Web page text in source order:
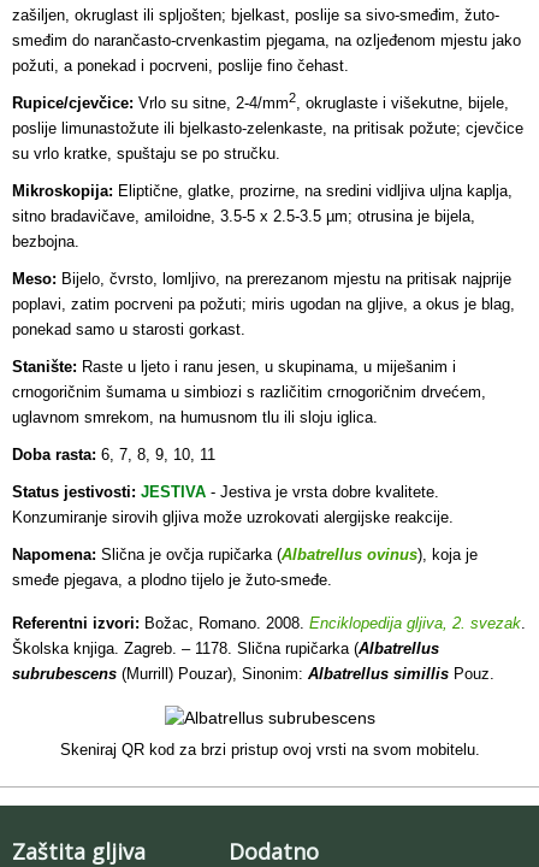
zašiljen, okruglast ili spljošten; bjelkast, poslije sa sivo-smeđim, žuto-
smeđim do narančasto-crvenkastim pjegama, na ozljeđenom mjestu jako
požuti, a ponekad i pocrveni, poslije fino čehast.
Rupice/cjevčice: Vrlo su sitne, 2-4/mm2, okruglaste i višekutne, bijele,
poslije limunastožute ili bjelkasto-zelenkaste, na pritisak požute; cjevčice
su vr lo kratke, spuštaju se po stručku.
Mikroskopija: Eliptične, glatke, prozirne, na sredini vidljiva uljna kaplja,
sitno bradavičave, amiloidne, 3.5-5 x 2.5-3.5 µm; otrusina je bijela,
bezbojna.
Meso: Bijelo, čvrsto, lomljivo, na prerezanom mjestu na pritisak najprije
poplavi, zatim pocrveni pa požuti; miris ugodan na gljive, a okus je blag,
ponekad samo u starosti gorkast.
Stanište: Raste u ljeto i ranu jesen, u skupinama, u miješanim i
crnogoričnim šumama u simbiozi s različitim crnogoričnim drvećem,
uglavnom smrekom, na humusnom tlu ili sloju iglica.
Doba rasta: 6, 7, 8, 9, 10, 11
Status jestivosti: JESTIVA - Jestiva je vrsta dobre kvalitete.
Konzumiranje sirovih gljiva može uzrokovati alergijske reakcije.
Napomena: Slična je ovčja rupičarka (Albatrellus ovinus), koja je
smeđe pjegava, a plodno tijelo je žuto-smeđe.
Referentni izvori: Božac, Romano. 2008. Enciklopedija gljiva, 2. svezak.
Školska knjiga. Zagreb. – 1178. Slična rupičarka (Albatrellus
subrubescens (Murrill) Pouzar), Sinonim: Albatrellus simillis Pouz.
Skeniraj QR kod za brzi pristup ovoj vrsti na svom mobitelu.
Zaštita gljiva Dodatno